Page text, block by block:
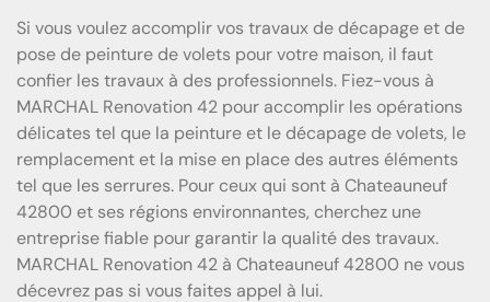
Si vous voulez accomplir vos travaux de décapage et de
pose de peinture de volets pour votre maison, il faut
confier les travaux à des professionnels. Fiez-vous à
MARCHAL Renovation 42 pour accomplir les opérations
délicates tel que la peinture et le décapage de volets, le
remplacement et la mise en place des autres éléments
tel que les serrures. Pour ceux qui sont à Chateauneuf
42800 et ses régions environnantes, cherchez une
entreprise fiable pour garantir la qualité des travaux.
MARCHAL Renovation 42 à Chateauneuf 42800 ne vous
décevrez pas si vous faites appel à lui.